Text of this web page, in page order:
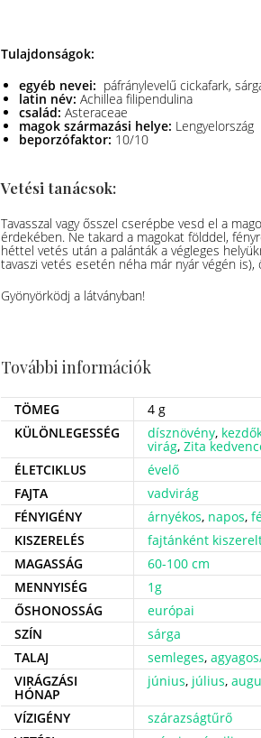
Tulajdonságok:
egyéb nevei: páfránylevelű cickafark,
latin név: Achillea filipendulina
család: Asteraceae
magok származási helye: Lengyelország
beporzófaktor: 10/10
Vetési tanácsok:
Tavasszal vagy ősszel cserépbe vesd el a
érdekében. Ne takard a magokat földdel,
héttel vetés után a palánták a végleges
tavaszi vetés esetén néha már nyár végén
Gyönyörködj a látványban!
További információk
TÖMEG
4 g
KÜLÖNLEGESSÉG
dísznövény,
virág, Zita
ÉLETCIKLUS
évelő
FAJTA
vadvirág
FÉNYIGÉNY
árnyékos, napos,
KISZERELÉS
fajtánként
MAGASSÁG
60-100 cm
MENNYISÉG
1g
ŐSHONOSSÁG
európai
SZÍN
sárga
TALAJ
semleges,
VIRÁGZÁSI
HÓNAP
június, július,
VÍZIGÉNY
szárazságtűrő